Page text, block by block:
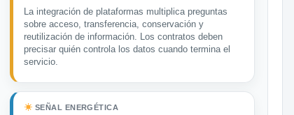
La integración de plataformas multiplica preguntas
sobre acceso, transferencia, conservación y
reutilización de información. Los contratos deben
precisar quién controla los datos cuando termina el
servicio.
SEÑAL ENERGÉTICA